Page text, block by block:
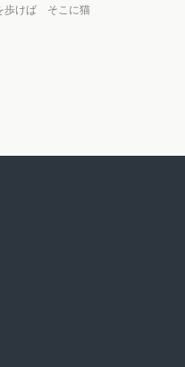
歩けば そこに猫